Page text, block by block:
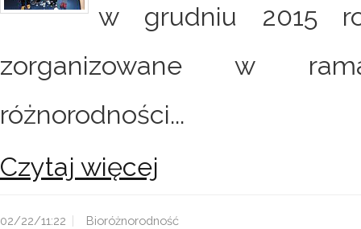
w grudniu 2015
zorganizowane w
różnorodności...
Czytaj więcej
02/22/11:22 Bioróżnorodność